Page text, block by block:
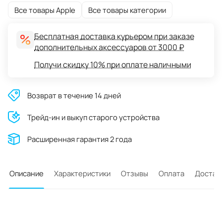
Все товары Apple Все товары категории
Бесплатная доставка курьером при заказе
дополнительных аксессуаров от 3000 ₽
Получи скидку 10% при оплате наличными
Возврат в течение 14 дней
Трейд-ин и выкуп старого устройства
Расширенная гарантия 2 года
Описание Характеристики Отзывы Оплата